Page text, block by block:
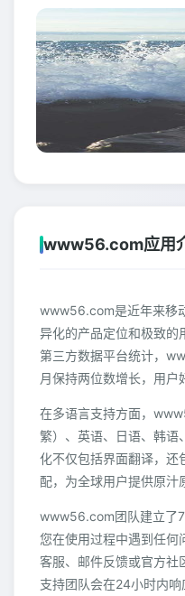
www56.com应用
www56.com是近年来移
异化的产品定位和极致的
第三方数据平台统计，
月保持两位数增长，用户
在多语言支持方面，
繁）、英语、日语、韩语
化不仅包括界面翻译，还
配，为全球用户提供原汁
www56.com团队建立了
您在使用过程中遇到任何
客服、邮件反馈或官方社
支持团队会在24小时内响